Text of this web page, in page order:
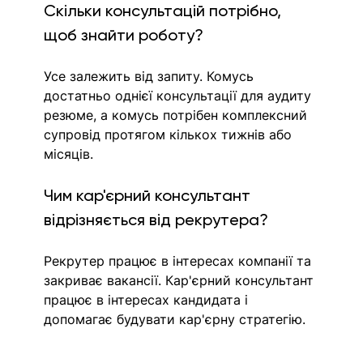
Скільки консультацій потрібно,
щоб знайти роботу?
Усе залежить від запиту. Комусь
достатньо однієї консультації для аудиту
резюме, а комусь потрібен комплексний
супровід протягом кількох тижнів або
місяців.
Чим кар'єрний консультант
відрізняється від рекрутера?
Рекрутер працює в інтересах компанії та
закриває вакансії. Кар'єрний консультант
працює в інтересах кандидата і
допомагає будувати кар'єрну стратегію.